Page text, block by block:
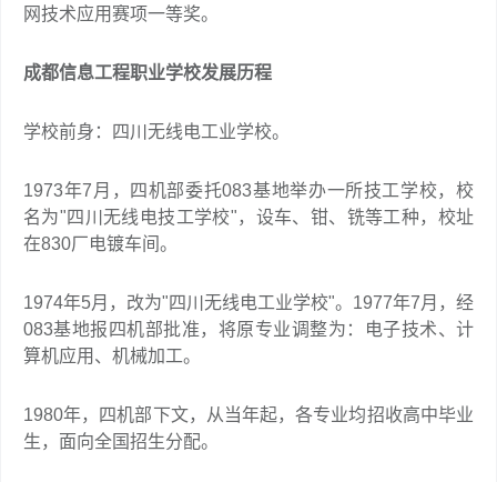
网技术应用赛项一等奖。
成都信息工程职业学校发展历程
学校前身：四川无线电工业学校。
1973年7月，四机部委托083基地举办一所技工学校，校
名为"四川无线电技工学校"，设车、钳、铣等工种，校址
在830厂电镀车间。
1974年5月，改为"四川无线电工业学校"。1977年7月，经
083基地报四机部批准，将原专业调整为：电子技术、计
算机应用、机械加工。
1980年，四机部下文，从当年起，各专业均招收高中毕业
生，面向全国招生分配。